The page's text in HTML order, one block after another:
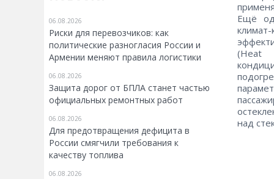
06.08.2026
Риски для перевозчиков: как
политические разногласия России и
Армении меняют правила логистики
06.08.2026
Защита дорог от БПЛА станет частью
официальных ремонтных работ
06.08.2026
Для предотвращения дефицита в
России смягчили требования к
качеству топлива
06.08.2026
Ещё
(Heat
над